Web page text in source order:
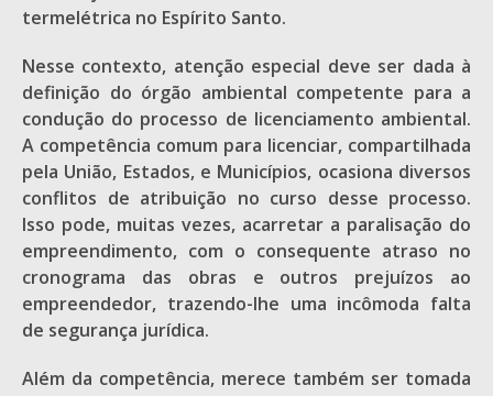
termelétrica no Espírito Santo.
Nesse contexto, atenção especial deve ser dada à
definição do órgão ambiental competente para a
condução do processo de licenciamento ambiental.
A competência comum para licenciar, compartilhada
pela União, Estados, e Municípios, ocasiona diversos
conflitos de atribuição no curso desse processo.
Isso pode, muitas vezes, acarretar a paralisação do
empreendimento, com o consequente atraso no
cronograma das obras e outros prejuízos ao
empreendedor, trazendo-lhe uma incômoda falta
de segurança jurídica.
Além da competência, merece também ser tomada